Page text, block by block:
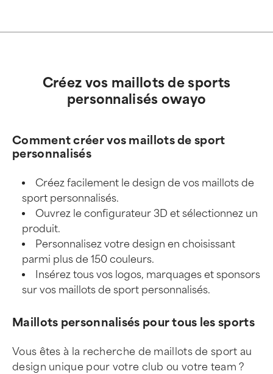
Créez vos maillots de sports
personnalisés owayo
Comment créer vos maillots de sport
personnalisés
Créez facilement le design de vos maillots de
sport personnalisés.
Ouvrez le configurateur 3D et sélectionnez un
produit.
Personnalisez votre design en choisissant
parmi plus de 150 couleurs.
Insérez tous vos logos, marquages et sponsors
sur vos maillots de sport personnalisés.
Maillots personnalisés pour tous les sports
Vous êtes à la recherche de maillots de sport au
design unique pour votre club ou votre team ?